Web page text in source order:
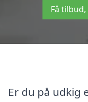
Få
Er du på udkig